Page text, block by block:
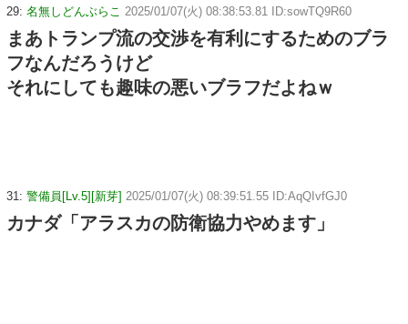
29: 名無しどんぶらこ 2025/01/07(火) 08:38:53.81 ID:sowTQ9R60
まあトランプ流の交渉を有利にするためのブラ
フなんだろうけど
それにしても趣味の悪いブラフだよねｗ
31: 警備員[Lv.5][新芽] 2025/01/07(火) 08:39:51.55 ID:AqQIvfGJ0
カナダ「アラスカの防衛協力やめます」